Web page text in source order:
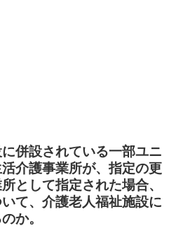
併設されている一部ユニ
介護事業所が、指定の更
として指定された場合、
て、介護老人福祉施設に
か。